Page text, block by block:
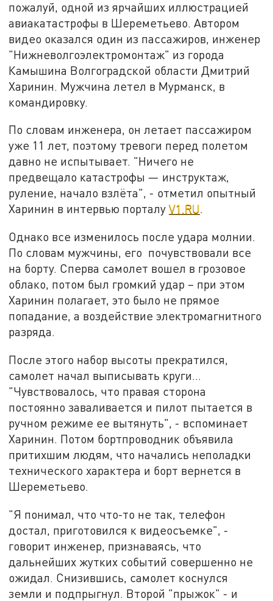
пожалуй, одной из ярчайших иллюстрацией
авиакатастрофы в Шереметьево. Автором
видео оказался один из пассажиров, инженер
"Нижневолгоэлектромонтаж" из города
Камышина Волгоградской области Дмитрий
Харинин. Мужчина летел в Мурманск, в
командировку.
По словам инженера, он летает пассажиром
уже 11 лет, поэтому тревоги перед полетом
давно не испытывает. "Ничего не
предвещало катастрофы — инструктаж,
руление, начало взлёта", - отметил опытный
Харинин в интервью порталуV1.RU.
Однако все изменилось после удара молнии.
По словам мужчины, его почувствовали все
на борту. Сперва самолет вошел в грозовое
облако, потом был громкий удар – при этом
Харинин полагает, это было не прямое
попадание, а воздействие электромагнитного
разряда.
После этого набор высоты прекратился,
самолет начал выписывать круги…
"Чувствовалось, что правая сторона
постоянно заваливается и пилот пытается в
ручном режиме ее вытянуть", - вспоминает
Харинин. Потом бортпроводник объявила
притихшим людям, что начались неполадки
технического характера и борт вернется в
Шереметьево.
"Я понимал, что что-то не так, телефон
достал, приготовился к видеосъемке", -
говорит инженер, признаваясь, что
дальнейших жутких событий совершенно не
ожидал. Снизившись, самолет коснулся
земли и подпрыгнул. Второй "прыжок" - и